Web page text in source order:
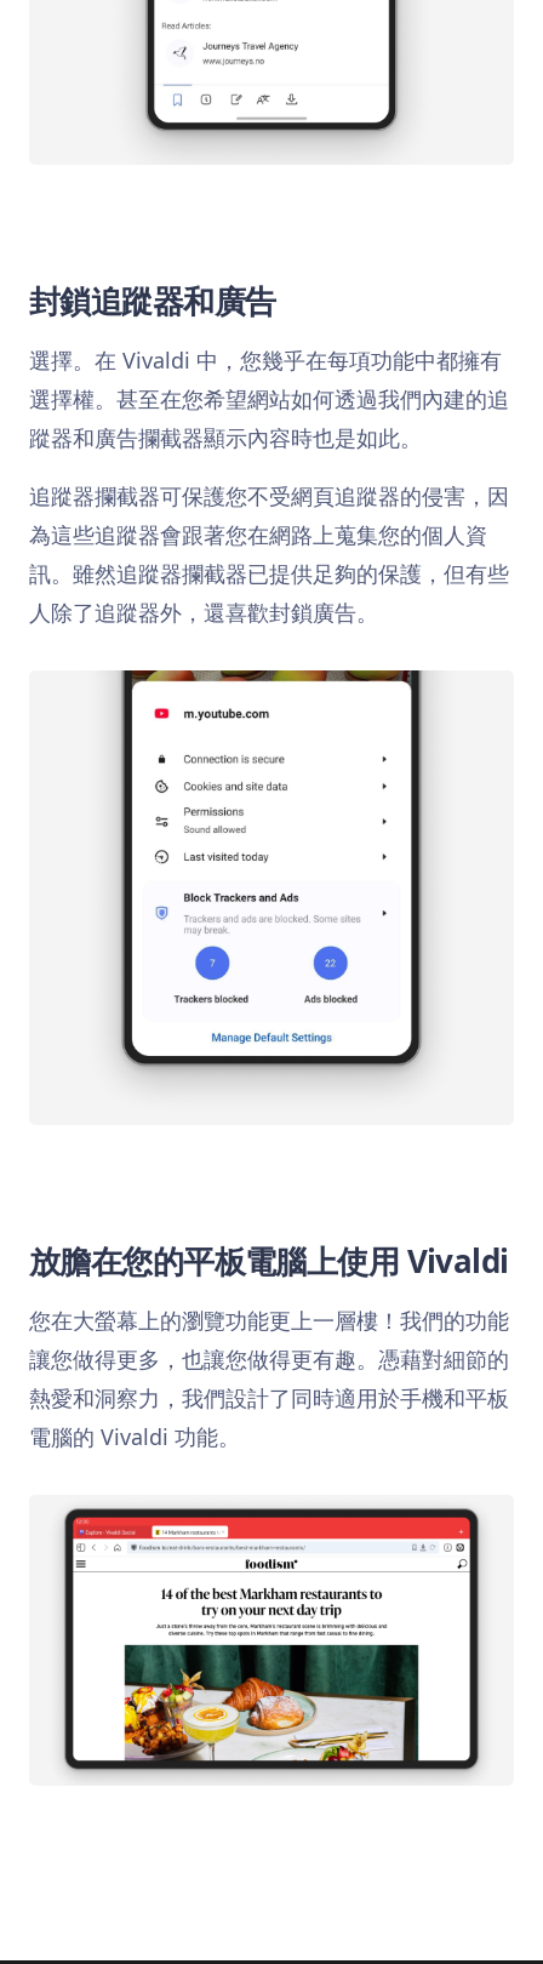
封鎖追蹤器和廣告
選擇。在 Vivaldi 中，您幾乎在每項功能中都擁有
選擇權。甚至在您希望網站如何透過我們內建的追
蹤器和廣告攔截器顯示內容時也是如此。
追蹤器攔截器可保護您不受網頁追蹤器的侵害，因
為這些追蹤器會跟著您在網路上蒐集您的個人資
訊。雖然追蹤器攔截器已提供足夠的保護，但有些
人除了追蹤器外，還喜歡封鎖廣告。
放膽在您的平板電腦上使用 Vivaldi
您在大螢幕上的瀏覽功能更上一層樓！我們的功能
讓您做得更多，也讓您做得更有趣。憑藉對細節的
熱愛和洞察力，我們設計了同時適用於手機和平板
電腦的 Vivaldi 功能。